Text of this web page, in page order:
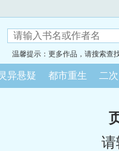
温馨提示：更多作品，请搜索查
异悬疑 都市重生 二
请